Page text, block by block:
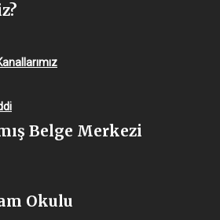
Belge Merkezi
Okulu